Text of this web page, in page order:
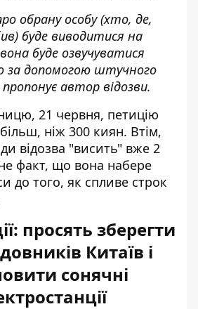
обрану особу (хто, де,
буде виводитися на
буде озвучуватися
за допомогою штучного
автор відозви.
21 червня, петицію
ніж 300 киян. Втім,
відозва "висить" вже 2
факт, що вона набере
до того, як спливе строк
просять зберегти
Китаїв і
сонячні